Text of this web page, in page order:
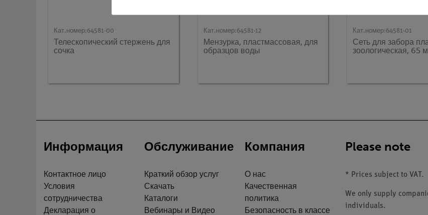
Кат.номер:64581-00
Телескопический стержень для
сочка
Кат.номер:64581-12
Мензурка, пластмассовая, для
образцов воды
Кат.номер:64581-01
Сеть для забора
зоологическая, 65
Информация
Контактное лицо
Условия
сотрудничества
Декларация о
Обслуживание
Краткий обзор услуг
Скачать
Каталоги
Вебинары и Видео
Компания
О нас
Качественная
политика
Безопасность в классе
Please note
* Prices subject to VAT.
We only supply
individuals.